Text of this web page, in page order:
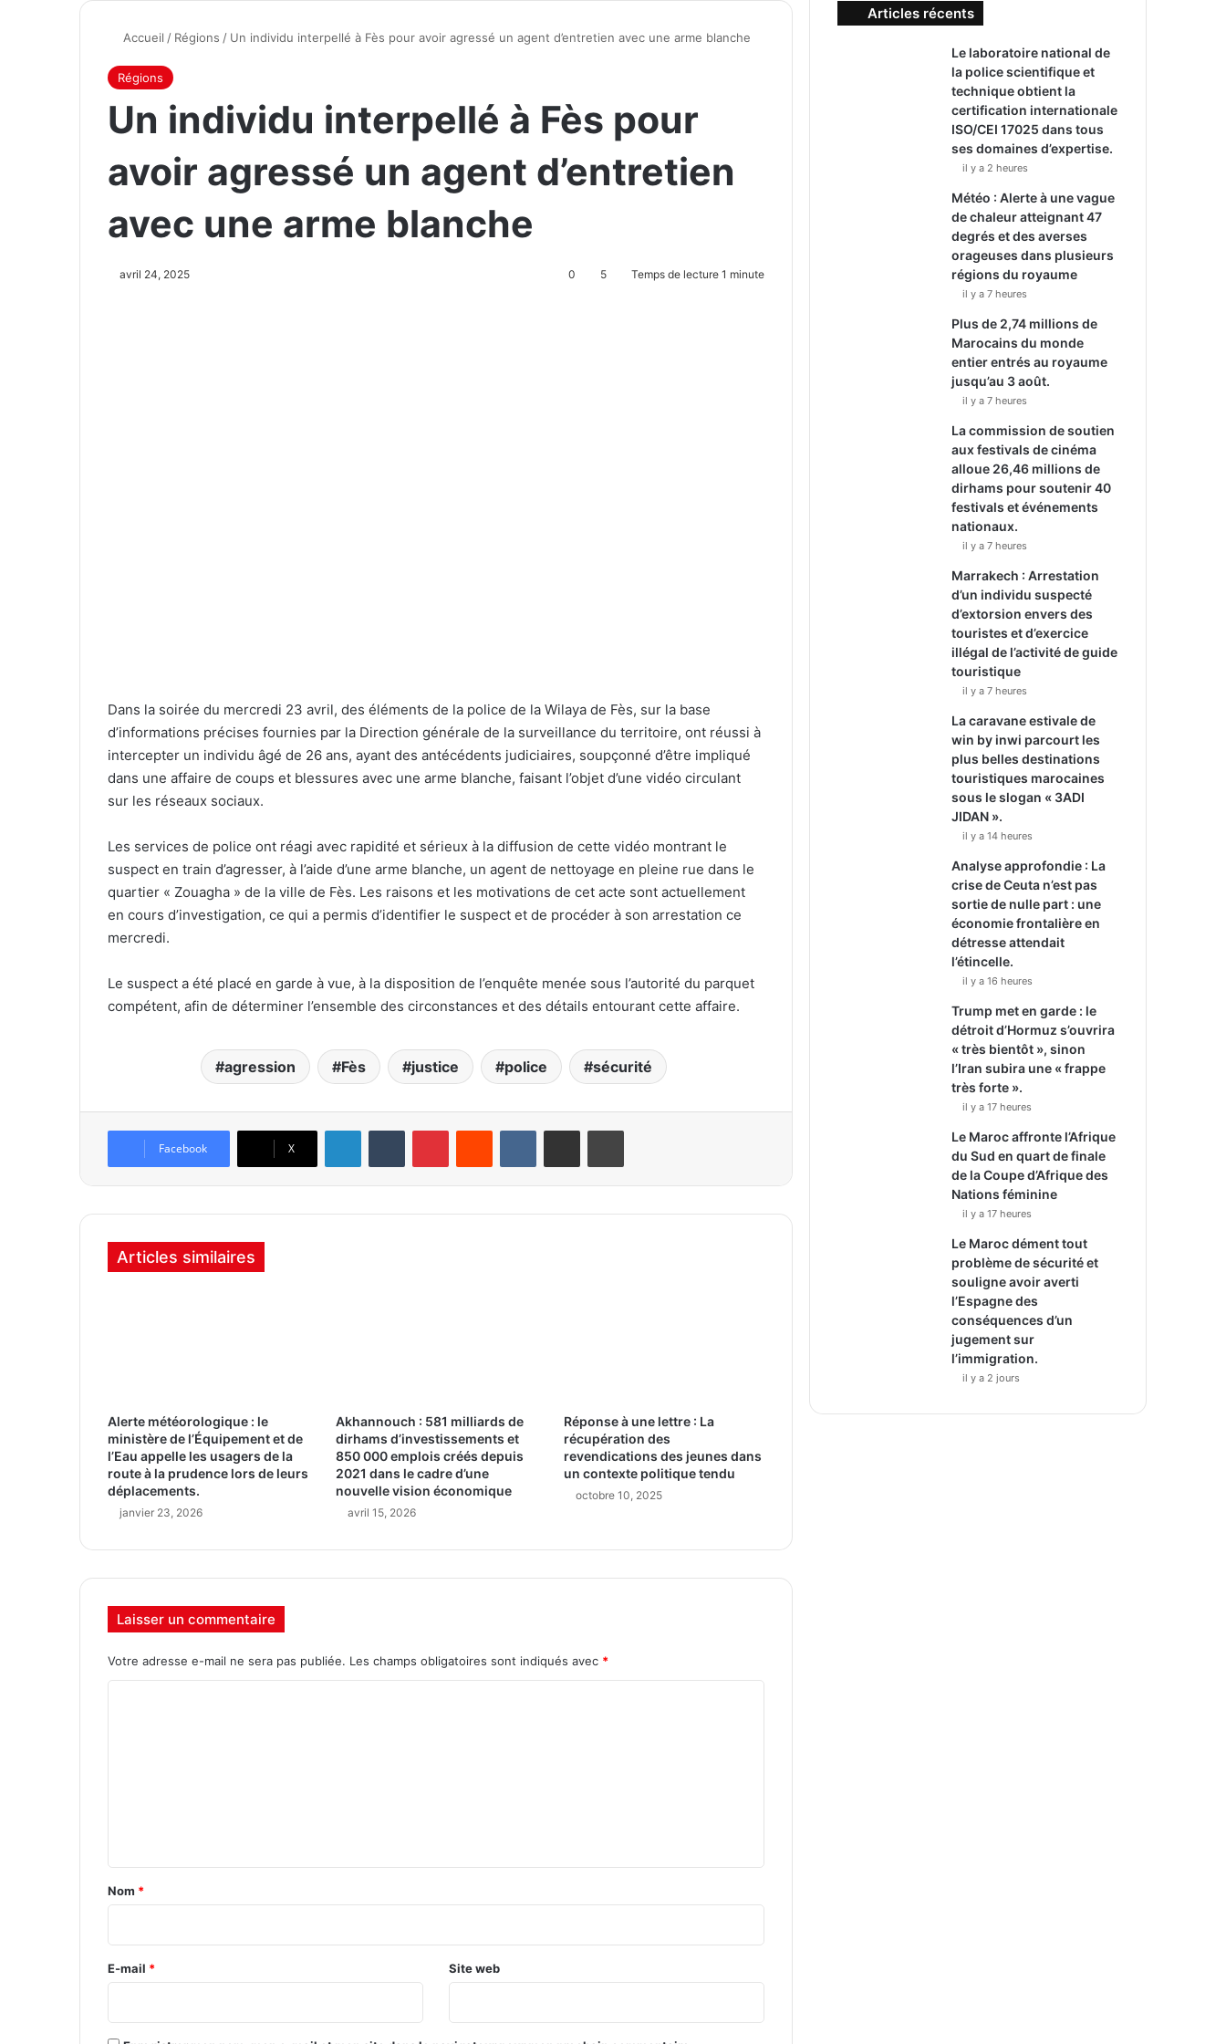
Accueil / Régions / Un individu interpellé à Fès pour avoir agressé un agent d’entretien avec une arme blanche
Régions
Un individu interpellé à Fès pour
avoir agressé un agent d’entretien
avec une arme blanche
avril 24, 2025 0 5 Temps de lecture 1 minute
Dans la soirée du mercredi 23 avril, des éléments de la police de la Wilaya de Fès, sur la base
d’informations précises fournies par la Direction générale de la surveillance du territoire, ont réussi à
intercepter un individu âgé de 26 ans, ayant des antécédents judiciaires, soupçonné d’être impliqué
dans une affaire de coups et blessures avec une arme blanche, faisant l’objet d’une vidéo circulant
sur les réseaux sociaux.
Les services de police ont réagi avec rapidité et sérieux à la diffusion de cette vidéo montrant le
suspect en train d’agresser, à l’aide d’une arme blanche, un agent de nettoyage en pleine rue dans le
quartier « Zouagha » de la ville de Fès. Les raisons et les motivations de cet acte sont actuellement
en cours d’investigation, ce qui a permis d’identifier le suspect et de procéder à son arrestation ce
mercredi.
Le suspect a été placé en garde à vue, à la disposition de l’enquête menée sous l’autorité du parquet
compétent, afin de déterminer l’ensemble des circonstances et des détails entourant cette affaire.
agression Fès justice police sécurité
Facebook X
Articles similaires
Alerte météorologique : le
ministère de l’Équipement et de
l’Eau appelle les usagers de la
route à la prudence lors de leurs
déplacements.
janvier 23, 2026
Akhannouch : 581 milliards de
dirhams d’investissements et
850 000 emplois créés depuis
2021 dans le cadre d’une
nouvelle vision économique
avril 15, 2026
Réponse à une lettre : La
récupération des
revendications des jeunes dans
un contexte politique tendu
octobre 10, 2025
Laisser un commentaire
Votre adresse e-mail ne sera pas publiée. Les champs obligatoires sont indiqués avec *
a
r
e
Nom *
E-mail * Site web
Articles récents
Le laboratoire national de
la police scientifique et
technique obtient la
certification internationale
ISO/CEI 17025 dans tous
ses domaines d’expertise.
il y a 2 heures
Météo : Alerte à une vague
de chaleur atteignant 47
degrés et des averses
orageuses dans plusieurs
régions du royaume
il y a 7 heures
Plus de 2,74 millions de
Marocains du monde
entier entrés au royaume
jusqu’au 3 août.
il y a 7 heures
La commission de soutien
aux festivals de cinéma
alloue 26,46 millions de
dirhams pour soutenir 40
festivals et événements
nationaux.
il y a 7 heures
Marrakech : Arrestation
d’un individu suspecté
d’extorsion envers des
touristes et d’exercice
illégal de l’activité de guide
touristique
il y a 7 heures
La caravane estivale de
win by inwi parcourt les
plus belles destinations
touristiques marocaines
sous le slogan « 3ADI
JIDAN ».
il y a 14 heures
Analyse approfondie : La
crise de Ceuta n’est pas
sortie de nulle part : une
économie frontalière en
détresse attendait
l’étincelle.
il y a 16 heures
Trump met en garde : le
détroit d’Hormuz s’ouvrira
« très bientôt », sinon
l’Iran subira une « frappe
très forte ».
il y a 17 heures
Le Maroc affronte l’Afrique
du Sud en quart de finale
de la Coupe d’Afrique des
Nations féminine
il y a 17 heures
Le Maroc dément tout
problème de sécurité et
souligne avoir averti
l’Espagne des
conséquences d’un
jugement sur
l’immigration.
il y a 2 jours